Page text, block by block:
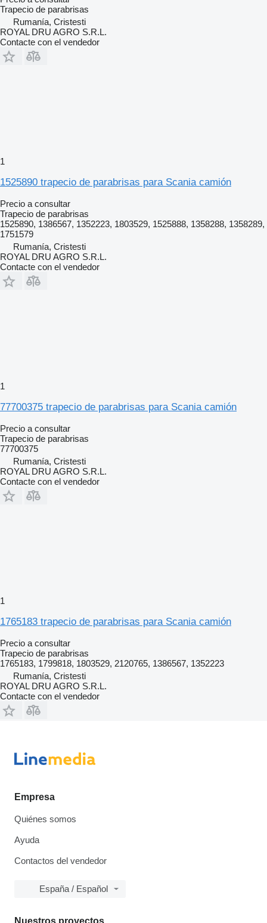
Trapecio de parabrisas
Rumanía, Cristesti
ROYAL DRU AGRO S.R.L.
Contacte con el vendedor
1
1525890 trapecio de parabrisas para Scania camión
Precio a consultar
Trapecio de parabrisas
1525890, 1386567, 1352223, 1803529, 1525888, 1358288, 1358289,
1751579
Rumanía, Cristesti
ROYAL DRU AGRO S.R.L.
Contacte con el vendedor
1
77700375 trapecio de parabrisas para Scania camión
Precio a consultar
Trapecio de parabrisas
77700375
Rumanía, Cristesti
ROYAL DRU AGRO S.R.L.
Contacte con el vendedor
1
1765183 trapecio de parabrisas para Scania camión
Precio a consultar
Trapecio de parabrisas
1765183, 1799818, 1803529, 2120765, 1386567, 1352223
Rumanía, Cristesti
ROYAL DRU AGRO S.R.L.
Contacte con el vendedor
Empresa
Quiénes somos
Ayuda
Contactos del vendedor
España / Español